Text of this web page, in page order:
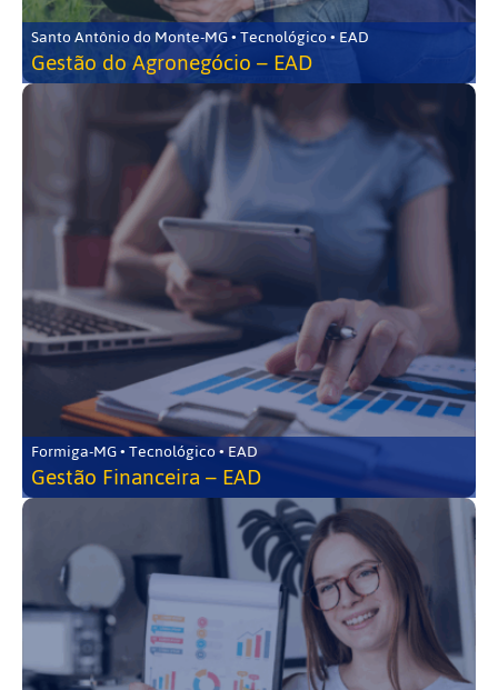
Santo Antônio do Monte-MG • Tecnológico • EAD
Gestão do Agronegócio – EAD
Formiga-MG • Tecnológico • EAD
Gestão Financeira – EAD